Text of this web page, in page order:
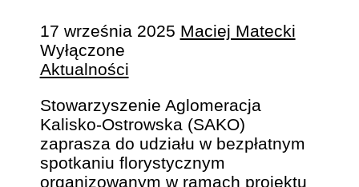
17 września 2025 Maciej Matecki
Wyłączone
Aktualności
Stowarzyszenie Aglomeracja
Kalisko-Ostrowska (SAKO)
zaprasza do udziału w bezpłatnym
spotkaniu florystycznym
organizowanym w ramach projektu